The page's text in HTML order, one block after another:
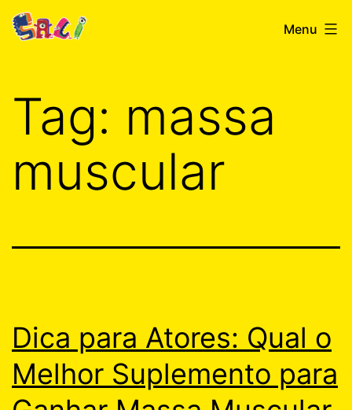
Skip
festivalsaci.com.br Menu
Tag: massa
muscular
Dica para Atores: Qual o
Melhor Suplemento para